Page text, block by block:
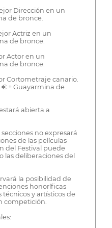
Dirección en un
de bronce.
Actriz en un
de bronce.
Actor en un
de bronce.
Cortometraje canario.
+ Guayarmina de
abierta a
no expresará
de las películas
del Festival puede
las deliberaciones del
la posibilidad de
honoríficas
técnicos y artísticos de
competición.